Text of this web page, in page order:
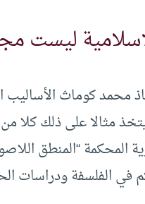
ليست
محمد كوماث الأساليب
مثالا على ذلك كلا من
في الفلسفة ودراسات